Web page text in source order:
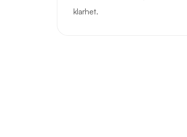
klarhet.